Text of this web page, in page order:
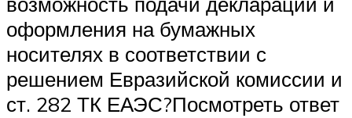
оформления на бумажных
носителях в соответствии с
решением Евразийской комиссии и
ст. 282 ТК ЕАЭС?Посмотреть ответ